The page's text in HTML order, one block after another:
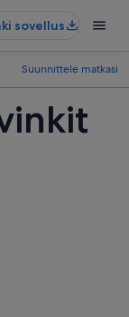
sovellus
Suunnittele matkasi